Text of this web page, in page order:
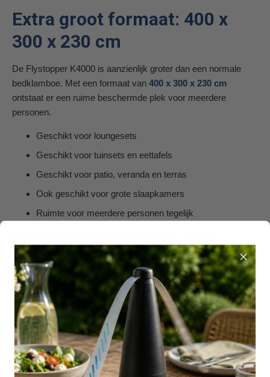
Extra groot formaat: 400 x
300 x 230 cm
De Flystopper K4000 is aanzienlijk groter dan een normale
bedklamboe. Met een formaat van 400 x 300 x 230 cm
ontstaat er een ruime beschermde plek voor meerdere
personen.
Geschikt voor loungesets
Geschikt voor tuinsets en eettafels
Geschikt voor patio, veranda en terras
Ook geschikt voor grote slaapkamers
Ruimte voor meerdere personen tegelijk
Niet elke klamboe heeft dezelfde maaswijdte. De Flystopper
K4000 is uitgevoerd met300 Meshgaas. Dit is fijnmazig
genoeg om muggen en veel kleinere vliegende insecten buiten
te houden.
Tegelijk blijft er voldoende luchtcirculatie, zodat het onder de
klamboe prettig blijft tijdens warme dagen en avonden.